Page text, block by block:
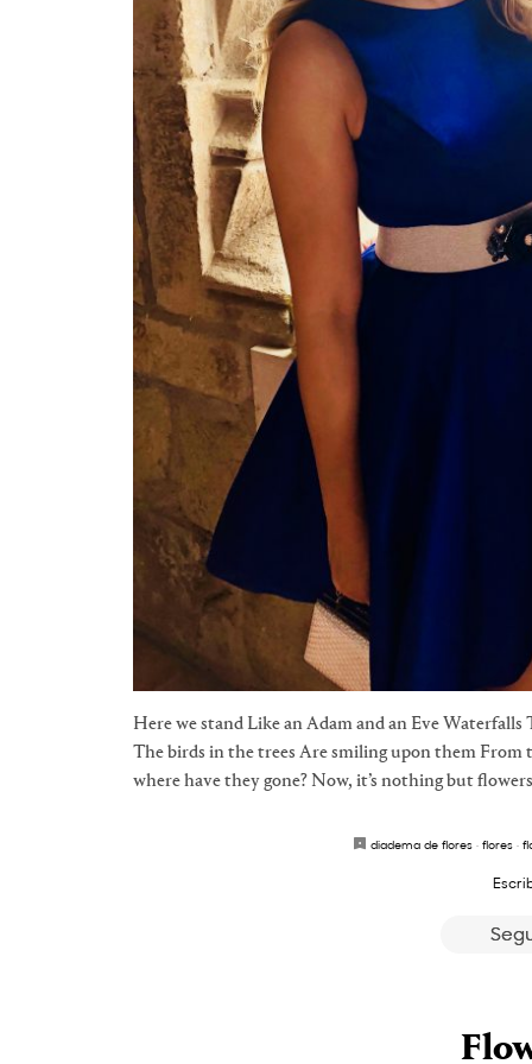
Here we stand Like an Adam and an Eve
The birds in the trees Are smiling upon them From
where have they gone? Now, it’s nothing but
diadema de flores · flores ·